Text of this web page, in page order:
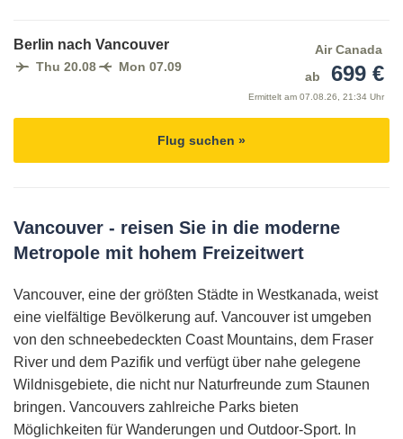
Berlin nach Vancouver
Thu 20.08 Mon 07.09
Air Canada
ab
699 €
Ermittelt am 07.08.26, 21:34 Uhr
Flug suchen »
Vancouver - reisen Sie in die moderne
Metropole mit hohem Freizeitwert
Vancouver, eine der größten Städte in Westkanada, weist
eine vielfältige Bevölkerung auf. Vancouver ist umgeben
von den schneebedeckten Coast Mountains, dem Fraser
River und dem Pazifik und verfügt über nahe gelegene
Wildnisgebiete, die nicht nur Naturfreunde zum Staunen
bringen. Vancouvers zahlreiche Parks bieten
Möglichkeiten für Wanderungen und Outdoor-Sport. In